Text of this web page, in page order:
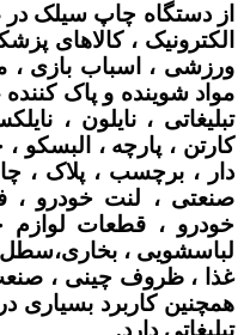
از دستگاه چاپ سیلک در
الکترونیک ، کالاهای
ورزشی ، اسباب بازی ،
مواد شوینده و پاک
تبلیغاتی ، نایلون ،
کارتن ، پارچه ، البسکو
دار ، برچسب ، پلاک ،
صنعتی ، لنت خودرو ،
خودرو ، قطعات لوازم
لباسشویی ،
غذا ، ظروف چینی ،
همچنین کاربرد بسیاری